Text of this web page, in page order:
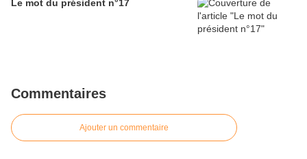
Le mot du président n°17
Commentaires
Ajouter un commentaire